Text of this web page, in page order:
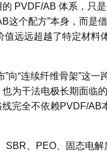
PVDF/AB 体系，只
这个配方”本身，而是
值远远超越了特定材料
向“连续纤维骨架”这
为干法电极长期面临
线完全不依赖PVDF/AB
SBR、PEO、固态电解